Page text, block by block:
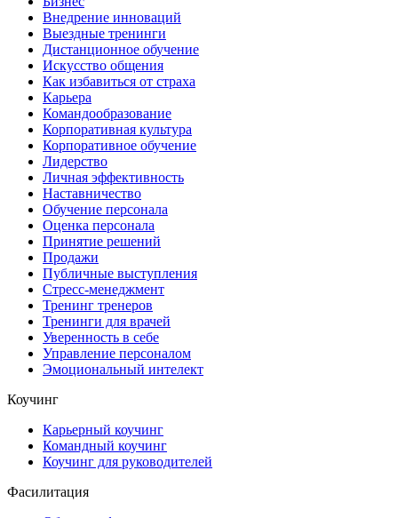
Внедрение инноваций
Выездные тренинги
Дистанционное обучение
Искусство общения
Как избавиться от страха
Карьера
Командообразование
Корпоративная культура
Корпоративное обучение
Лидерство
Личная эффективность
Наставничество
Обучение персонала
Оценка персонала
Принятие решений
Продажи
Публичные выступления
Стресс-менеджмент
Тренинг тренеров
Тренинги для врачей
Уверенность в себе
Управление персоналом
Эмоциональный интелект
Коучинг
Карьерный коучинг
Командный коучинг
Коучинг для руководителей
Фасилитация